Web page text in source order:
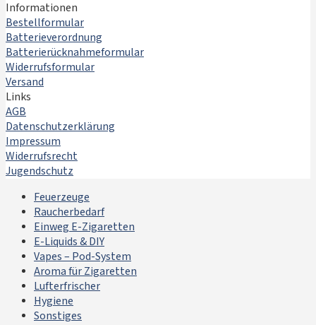
Informationen
Bestellformular
Batterieverordnung
Batterierücknahmeformular
Widerrufsformular
Versand
Links
AGB
Datenschutzerklärung
Impressum
Widerrufsrecht
Jugendschutz
Feuerzeuge
Raucherbedarf
Einweg E-Zigaretten
E-Liquids & DIY
Vapes – Pod-System
Aroma für Zigaretten
Lufterfrischer
Hygiene
Sonstiges